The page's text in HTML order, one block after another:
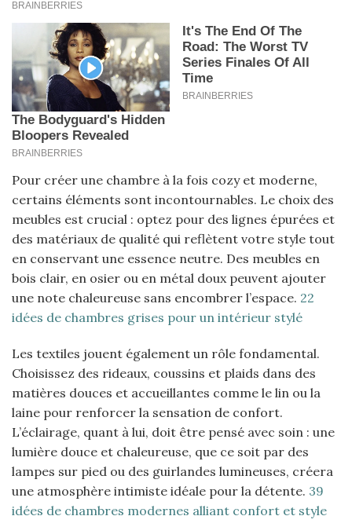
Pour créer une chambre à la fois cozy et moderne,
certains éléments sont incontournables. Le choix des
meubles est crucial : optez pour des lignes épurées et
des matériaux de qualité qui reflètent votre style tout
en conservant une essence neutre. Des meubles en
bois clair, en osier ou en métal doux peuvent ajouter
une note chaleureuse sans encombrer l’espace. 22
idées de chambres grises pour un intérieur stylé
Les textiles jouent également un rôle fondamental.
Choisissez des rideaux, coussins et plaids dans des
matières douces et accueillantes comme le lin ou la
laine pour renforcer la sensation de confort.
L’éclairage, quant à lui, doit être pensé avec soin : une
lumière douce et chaleureuse, que ce soit par des
lampes sur pied ou des guirlandes lumineuses, créera
une atmosphère intimiste idéale pour la détente. 39
idées de chambres modernes alliant confort et style